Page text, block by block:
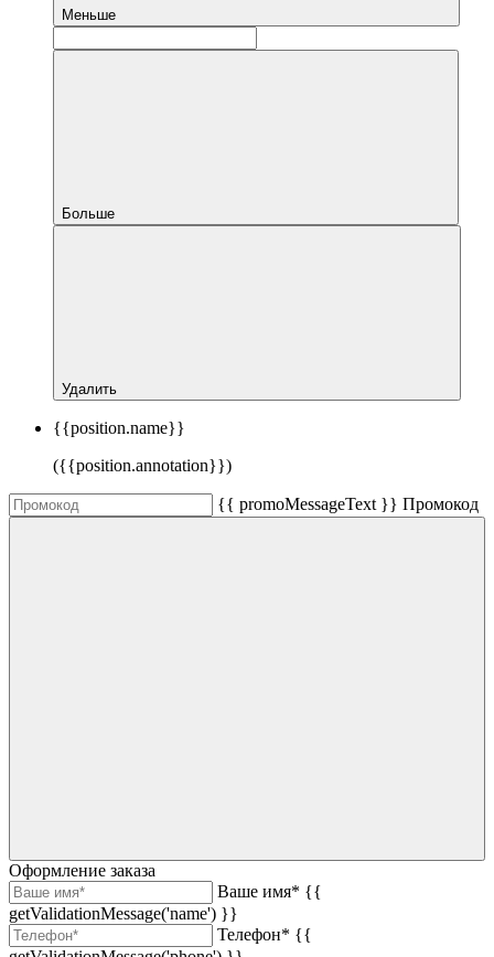
Меньше
Больше
Удалить
{{position.name}}
({{position.annotation}})
{{ promoMessageText }} Промокод
Оформление заказа
Ваше имя* {{
getValidationMessage('name') }}
Телефон* {{